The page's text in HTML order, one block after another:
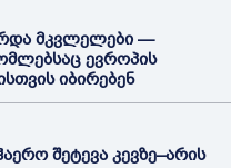
მკვლელები —
ევროპის
იბირებენ
შეტევა კევზე–არის